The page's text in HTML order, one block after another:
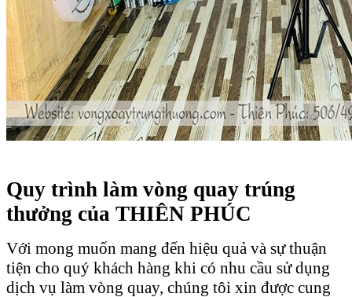
Quy trình làm vòng quay trúng
thưởng của THIÊN PHÚC
Với mong muốn mang đến hiệu quả và sự thuận
tiện cho quý khách hàng khi có nhu cầu sử dụng
dịch vụ làm vòng quay, chúng tôi xin được cung